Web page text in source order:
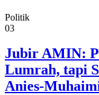
Politik
03
Jubir AMIN:
Lumrah, tapi
Anies-